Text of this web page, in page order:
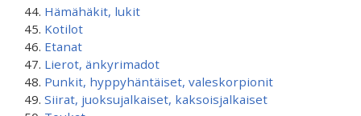
Hämähäkit, lukit
Kotilot
Etanat
Lierot, änkyrimadot
Punkit, hyppyhäntäiset, valeskorpionit
Siirat, juoksujalkaiset, kaksoisjalkaiset